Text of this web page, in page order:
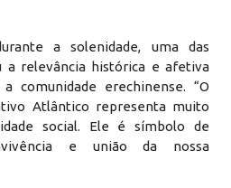
a solenidade, uma das
a relevância histórica e afetiva
comunidade erechinense. “O
Atlântico representa muito
social. Ele é símbolo de
e união da nossa